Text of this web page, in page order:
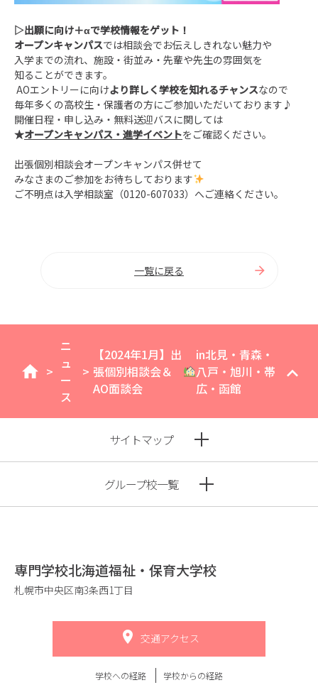
▷出願に向け＋αで学校情報をゲット！
オープンキャンパスでは相談会でお伝えしきれない魅力や
入学までの流れ、施設・街並み・先輩や先生の雰囲気を
知ることができます。
AOエントリーに向けより詳しく学校を知れるチャンスなので
毎年多くの高校生・保護者の方にご参加いただいております♪
開催日程・申し込み・無料送迎バスに関しては
★オープンキャンパス・進学イベントをご確認ください。
出張個別相談会オープンキャンパス併せて
みなさまのご参加をお待ちしております
ご不明点は入学相談室（0120-607033）へご連絡ください。
一覧に戻る
home
>
ニ
ュ
ー
ス
>
【2024年1月】出
張個別相談会＆
AO面談会
in北見・青森・
八戸・旭川・帯
広・函館
サイトマップ
グループ校一覧
専門学校北海道福祉・保育大学校
札幌市中央区南3条西1丁目
交通アクセス
学校への経路 学校からの経路